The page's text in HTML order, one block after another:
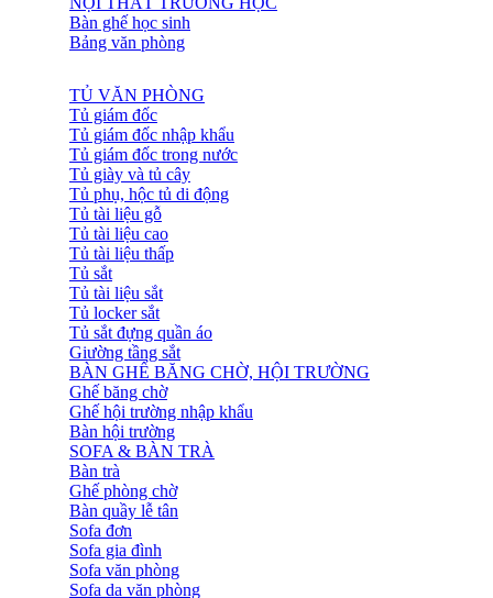
Bàn ghế học sinh
Bảng văn phòng
TỦ VĂN PHÒNG
Tủ giám đốc
Tủ giám đốc nhập khẩu
Tủ giám đốc trong nước
Tủ giày và tủ cây
Tủ phụ, hộc tủ di động
Tủ tài liệu gỗ
Tủ tài liệu cao
Tủ tài liệu thấp
Tủ sắt
Tủ tài liệu sắt
Tủ locker sắt
Tủ sắt đựng quần áo
Giường tầng sắt
BÀN GHẾ BĂNG CHỜ, HỘI TRƯỜNG
Ghế băng chờ
Ghế hội trường nhập khẩu
Bàn hội trường
SOFA & BÀN TRÀ
Bàn trà
Ghế phòng chờ
Bàn quầy lễ tân
Sofa đơn
Sofa gia đình
Sofa văn phòng
Sofa da văn phòng